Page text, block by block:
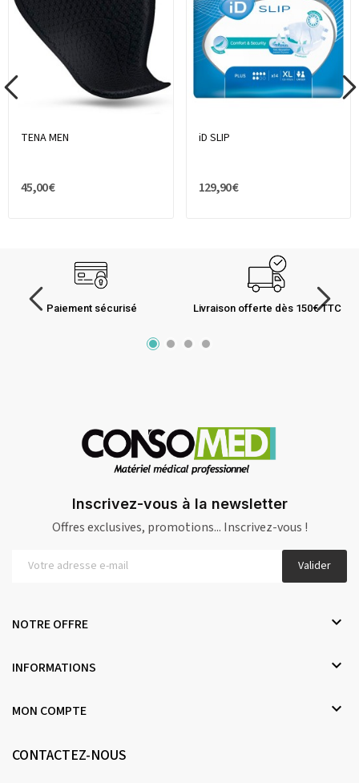
TENA MEN
45,00 €
iD SLIP
129,90 €
Paiement sécurisé Livraison offerte dès 150€ TTC
Inscrivez-vous à la newsletter
Offres exclusives, promotions... Inscrivez-vous !
Valider
NOTRE OFFRE 
INFORMATIONS 
MON COMPTE 
CONTACTEZ-NOUS